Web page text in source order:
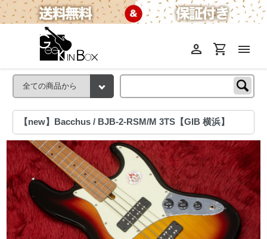
menu
shopping_cart
person
【new】Bacchus / BJB-2-RSM/M 3TS【GIB 横浜】